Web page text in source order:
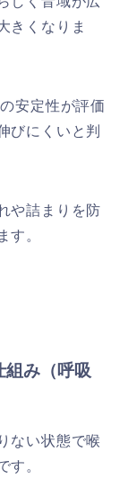
きくなりま
安定性が評価
びにくいと判
や詰まりを防
す。
組み（呼吸
ない状態で喉
す。